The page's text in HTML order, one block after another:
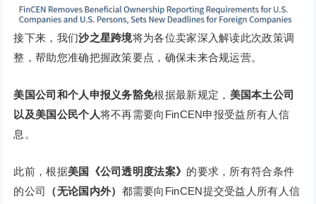
接下来，我们沙之星跨境将为各位卖家深入解读此次政策调
整，帮助您准确把握政策要点，确保未来合规运营。
美国公司和个人申报义务豁免根据最新规定， 美国本土公司
以及美国公民个人将不再需要向FinCEN申报受益所有人信
息。
此前，根据美国《公司透明度法案》 的要求，所有符合条件
的公司
（无论国内外） 都需要向FinCEN提交受益人所有人信